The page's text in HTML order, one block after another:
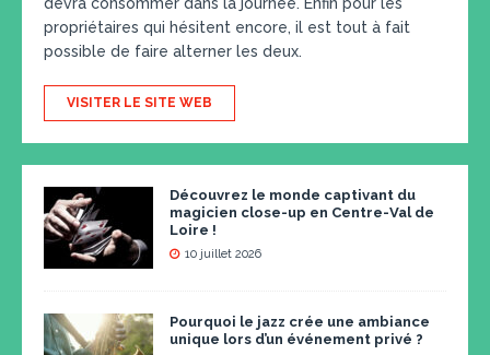
devra consommer dans la journée. Enfin pour les
propriétaires qui hésitent encore, il est tout à fait
possible de faire alterner les deux.
VISITER LE SITE WEB
Découvrez le monde captivant du
magicien close-up en Centre-Val de
Loire !
10 juillet 2026
Pourquoi le jazz crée une ambiance
unique lors d’un événement privé ?